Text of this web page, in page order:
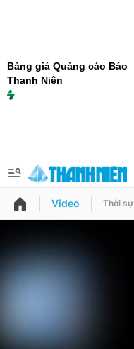
Bảng giá Quảng cáo Báo
Thanh Niên
QUẢNG CÁO
Chuyên mục khác
Thông tin tài khoản
Video Thời sự